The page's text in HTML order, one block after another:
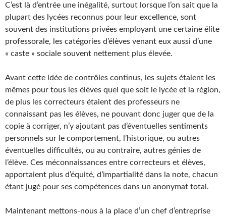
C’est là d’entrée une inégalité, surtout lorsque l’on sait que la
plupart des lycées reconnus pour leur excellence, sont
souvent des institutions privées employant une certaine élite
professorale, les catégories d’élèves venant eux aussi d’une
« caste » sociale souvent nettement plus élevée.
Avant cette idée de contrôles continus, les sujets étaient les
mêmes pour tous les élèves quel que soit le lycée et la région,
de plus les correcteurs étaient des professeurs ne
connaissant pas les élèves, ne pouvant donc juger que de la
copie à corriger, n’y ajoutant pas d’éventuelles sentiments
personnels sur le comportement, l’historique, ou autres
éventuelles difficultés, ou au contraire, autres génies de
l’élève. Ces méconnaissances entre correcteurs et élèves,
apportaient plus d’équité, d’impartialité dans la note, chacun
étant jugé pour ses compétences dans un anonymat total.
Maintenant mettons-nous à la place d’un chef d’entreprise